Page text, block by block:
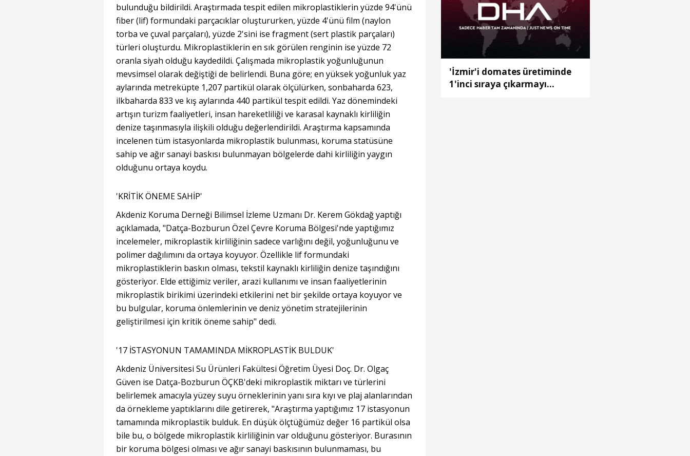
bulunduğu bildirildi. Araştırmada tespit edilen mikroplastiklerin yüzde 94'ünü
fiber (lif) formundaki parçacıklar oluştururken, yüzde 4'ünü film (naylon
torba ve çuval parçaları), yüzde 2'sini ise fragment (sert plastik parçaları)
türleri oluşturdu. Mikroplastiklerin en sık görülen renginin ise yüzde 72
oranla siyah olduğu kaydedildi. Çalışmada mikroplastik yoğunluğunun
mevsimsel olarak değiştiği de belirlendi. Buna göre; en yüksek yoğunluk yaz
aylarında metreküpte 1,207 partikül olarak ölçülürken, sonbaharda 623,
ilkbaharda 833 ve kış aylarında 440 partikül tespit edildi. Yaz dönemindeki
artışın turizm faaliyetleri, insan hareketliliği ve karasal kaynaklı kirliliğin
denize taşınmasıyla ilişkili olduğu değerlendirildi. Araştırma kapsamında
incelenen tüm istasyonlarda mikroplastik bulunması, koruma statüsüne
sahip ve ağır sanayi baskısı bulunmayan bölgelerde dahi kirliliğin yaygın
olduğunu ortaya koydu.
'KRİTİK ÖNEME SAHİP'
Akdeniz Koruma Derneği Bilimsel İzleme Uzmanı Dr. Kerem Gökdağ yaptığı
açıklamada, "Datça-Bozburun Özel Çevre Koruma Bölgesi'nde yaptığımız
incelemeler, mikroplastik kirliliğinin sadece varlığını değil, yoğunluğunu ve
polimer dağılımını da ortaya koyuyor. Özellikle lif formundaki
mikroplastiklerin baskın olması, tekstil kaynaklı kirliliğin denize taşındığını
gösteriyor. Elde ettiğimiz veriler, arazi kullanımı ve insan faaliyetlerinin
mikroplastik birikimi üzerindeki etkilerini net bir şekilde ortaya koyuyor ve
bu bulgular, koruma önlemlerinin ve deniz yönetim stratejilerinin
geliştirilmesi için kritik öneme sahip" dedi.
'17 İSTASYONUN TAMAMINDA MİKROPLASTİK BULDUK'
Akdeniz Üniversitesi Su Ürünleri Fakültesi Öğretim Üyesi Doç. Dr. Olgaç
Güven ise Datça-Bozburun ÖÇKB'deki mikroplastik miktarı ve türlerini
belirlemek amacıyla yüzey suyu örneklerinin yanı sıra kıyı ve plaj alanlarından
da örnekleme yaptıklarını dile getirerek, "Araştırma yaptığımız 17 istasyonun
tamamında mikroplastik bulduk. En düşük ölçtüğümüz değer 16 partikül olsa
bile bu, o bölgede mikroplastik kirliliğinin var olduğunu gösteriyor. Burasının
bir koruma bölgesi olması ve ağır sanayi baskısının bulunmaması, bu
'İzmir'i domates üretiminde
1'inci sıraya çıkarmayı